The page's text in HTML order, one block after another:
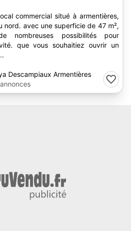
commercial situé à armentières,
nord. avec une superficie de 47 m²,
nombreuses possibilités pour
que vous souhaitiez ouvrir un
Descampiaux Armentières